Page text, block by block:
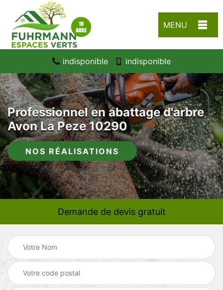
MENU
indisponible indisponible
Professionnel en abattage d'arbre
Avon La Peze 10290
NOS RÉALISATIONS
Demande de devis gratuit